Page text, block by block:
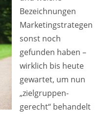
Bezeichnungen
Marketingstrategen
sonst noch
gefunden haben –
wirklich bis heute
gewartet, um nun
„zielgruppen-
gerecht“ behandelt